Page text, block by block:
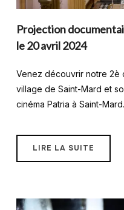
Projection
le 20 avril 2024
Venez découvrir notre 2è
village de Saint-Mard et
cinéma Patria à Saint-
LIRE LA SUITE